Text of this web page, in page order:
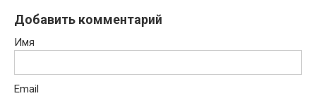
Добавить комментарий
Имя
Email